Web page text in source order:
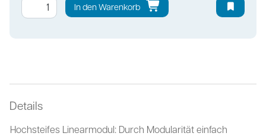
In den Warenkorb
Details
Hochsteifes Linearmodul: Durch Modularität einfach